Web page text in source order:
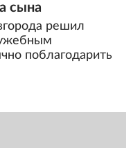
сына
решил
поблагодарить